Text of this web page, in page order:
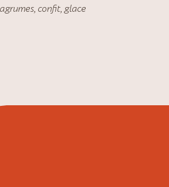
agrumes, confit,glace